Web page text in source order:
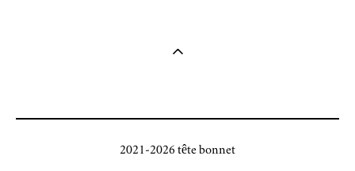
2021-2026 tête bonnet